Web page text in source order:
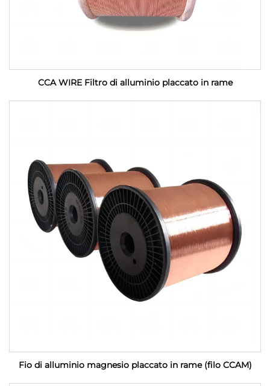
CCA WIRE Filtro di alluminio placcato in rame
Fio di alluminio magnesio placcato in rame (filo CCAM)